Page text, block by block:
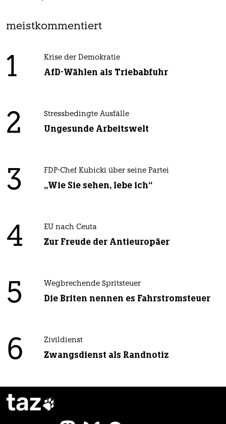
meistkommentiert
1 Krise der Demokratie
AfD-Wählen als Triebabfuhr
2 Stressbedingte Ausfälle
Ungesunde Arbeitswelt
3 FDP-Chef Kubicki über seine Partei
„Wie Sie sehen, lebe ich“
4 EU nach Ceuta
Zur Freude der Antieuropäer
5 Wegbrechende Spritsteuer
Die Briten nennen es Fahrstromsteuer
6 Zivildienst
Zwangsdienst als Randnotiz
taz